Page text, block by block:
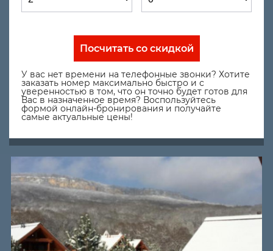
Посчитать со скидкой
У вас нет времени на телефонные звонки? Хотите
заказать номер максимально быстро и с
уверенностью в том, что он точно будет готов для
Вас в назначенное время? Воспользуйтесь
формой онлайн-бронирования и получайте
самые актуальные цены!